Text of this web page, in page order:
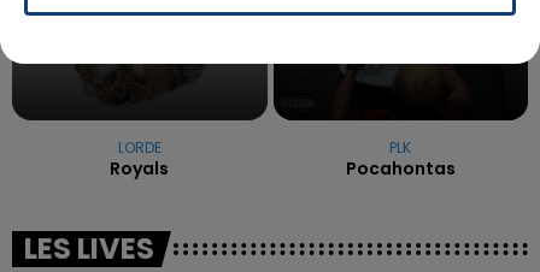
LORDE
Royals
PLK
Pocahontas
LES LIVES